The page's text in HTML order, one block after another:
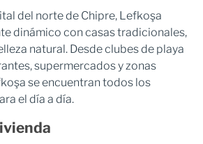
del norte de Chipre, Lefkoşa
dinámico con casas tradicionales,
natural. Desde clubes de playa
supermercados y zonas
se encuentran todos los
el día a día.